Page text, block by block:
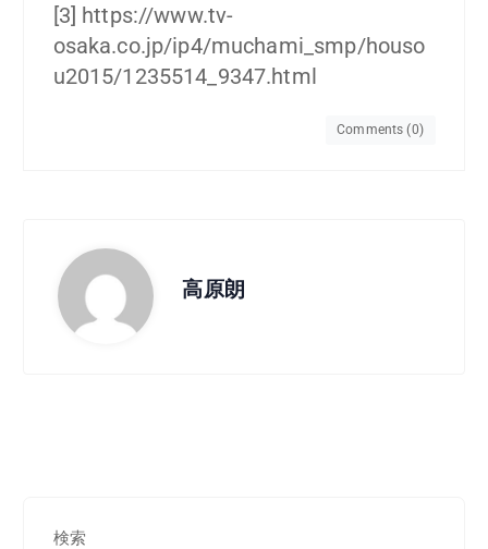
[3] https://www.tv-
osaka.co.jp/ip4/muchami_smp/houso
u2015/1235514_9347.html
Comments (0)
高原朗
検索